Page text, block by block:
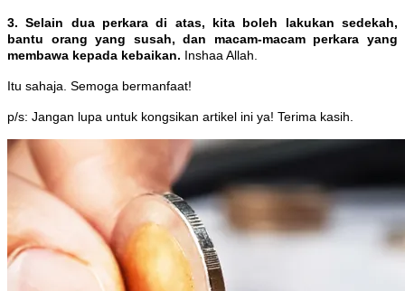
3. Selain dua perkara di atas, kita boleh lakukan sedekah,
bantu orang yang susah, dan macam-macam perkara yang
membawa kepada kebaikan. Inshaa Allah.
Itu sahaja. Semoga bermanfaat!
p/s: Jangan lupa untuk kongsikan artikel ini ya! Terima kasih.